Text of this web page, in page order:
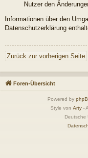
Nutzer den
Informationen über den
Datenschutzerklärung
Zurück zur vorherigen Seite
Foren-Übersicht
Powered by
Style von Arty-
Deutsche